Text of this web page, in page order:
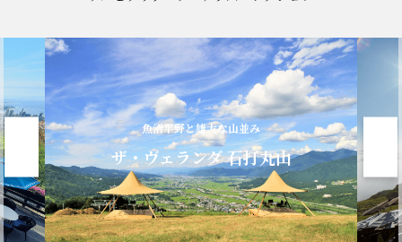
魚沼平野と雄大な山並み
ザ・ヴェランダ 石打丸山